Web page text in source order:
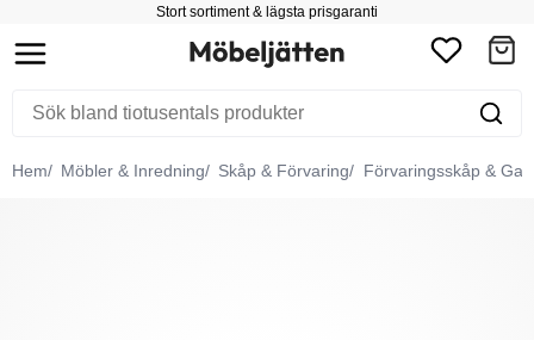
Stort sortiment & lägsta prisgaranti
Hem Möbler & Inredning Skåp & Förvaring Förvaringsskåp &